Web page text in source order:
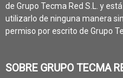
de Grupo Tecma Red S.L. y
utilizarlo de ninguna manera
permiso por escrito de Grupo
SOBRE GRUPO TECMA